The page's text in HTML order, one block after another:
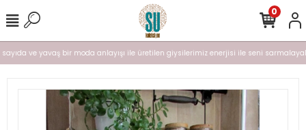
sayıda ve yavaş bir moda anlayışı ile üretilen giysilerimiz enerjisi ile seni
0